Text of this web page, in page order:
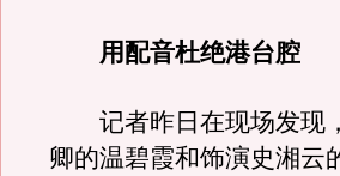
用配音杜绝港台腔
记者昨日在现场发现
卿的温碧霞和饰演史湘云